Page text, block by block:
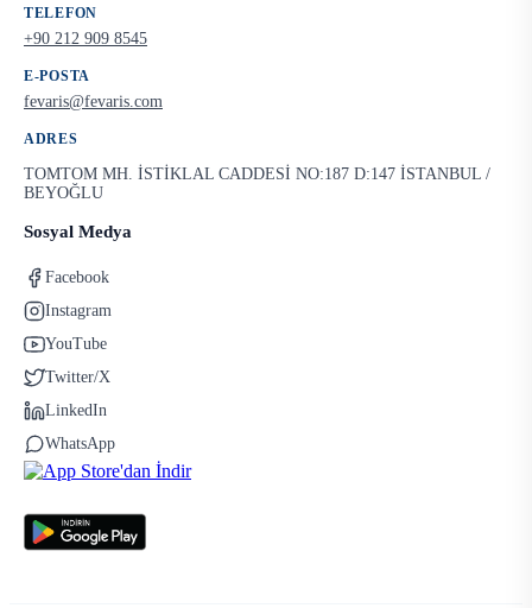
TELEFON
+90 212 909 8545
E-POSTA
fevaris@fevaris.com
ADRES
TOMTOM MH. İSTİKLAL CADDESİ NO:187 D:147 İSTANBUL /
BEYOĞLU
Sosyal Medya
Facebook
Instagram
YouTube
Twitter/X
LinkedIn
WhatsApp